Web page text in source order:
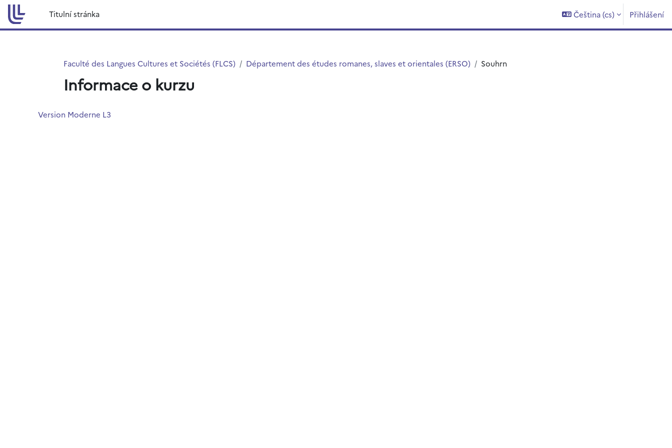
Přejít k hlavnímu obsahu
Titulní stránka
Čeština ‎(cs)‎ Přihlášení
Faculté des Langues Cultures et Sociétés (FLCS) Département des études romanes, slaves et orientales (ERSO) Souhrn
Informace o kurzu
Version Moderne L3